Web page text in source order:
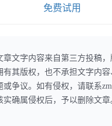
免费试用
章文字内容来自第三方投稿
有其版权，也不承担文字内
争议。如有侵权，请联系
确属侵权后，予以删除文章